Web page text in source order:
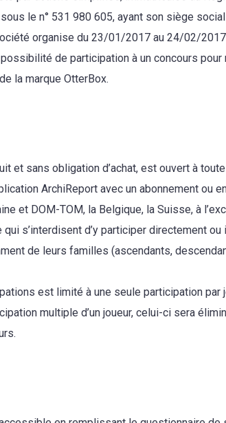
le n° 531 980 605, ayant son siège
organise du 23/01/2017 au 24/02/
de participation à un concours pour
la marque OtterBox.
et sans obligation d’achat, est ouvert à
ArchiReport avec un abonnement ou
et DOM-TOM, la Belgique, la Suisse, à
s’interdisent d’y participer directement ou
de leurs familles (ascendants,
est limité à une seule participation par
multiple d’un joueur, celui-ci sera